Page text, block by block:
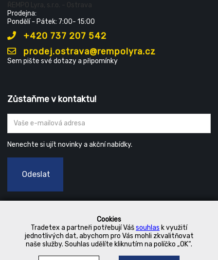
Cookies
Tradetex a partneři potřebují Vášsouhlas k využití
jednotlivých dat, abychom pro Vás mohli zkvalitňovat
naše služby. Souhlas udělíte kliknutím na políčko „OK“.
ŘEMPO Lyra, s.r.o. - Ostrava
Prodejna:
Pondělí - Pátek: 7:00- 15:00
+420 737 207 542
prodej.ostrava@rempolyra.cz
Sem pište své dotazy a připomínky
Zůstaňme v kontaktu!
Nenechte si ujít novinky a akční nabídky.
Odeslat